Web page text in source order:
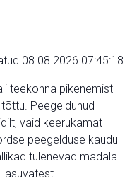
08.08.2026 07:45:18
teekonna pikenemist
Peegeldunud
vaid keerukamat
peegelduse kaudu
tulenevad madala
asuvatest